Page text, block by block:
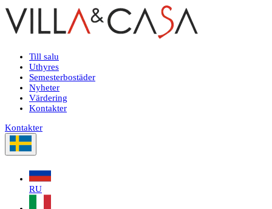
Till salu
Uthyres
Semesterbostäder
Nyheter
Värdering
Kontakter
Kontakter
RU